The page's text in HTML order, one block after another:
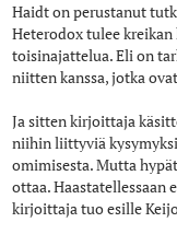
Haidt on perustanut
Heterodox tulee
toisinajattelua. Eli on
niitten kanssa, jotka
Ja sitten kirjoittaja
niihin liittyviä
omimisesta. Mutta
ottaa. Haastatellessaan
kirjoittaja tuo esille